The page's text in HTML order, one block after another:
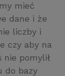
mieć
dane i że
liczby i
czy aby na
nie pomylił
do bazy